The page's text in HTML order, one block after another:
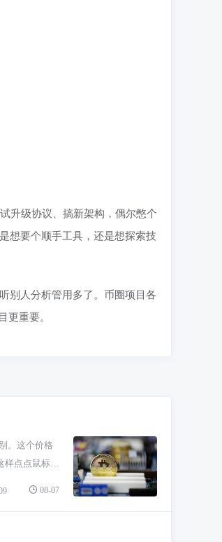
升级协议、搞新架构，偶尔憋个
想要个顺手工具，还是想探索技
别人分析管用多了。币圈项目各
更重要。
。这个价格
样点点鼠标就
ETH就值大
样。但当时
格也在几美
08-07